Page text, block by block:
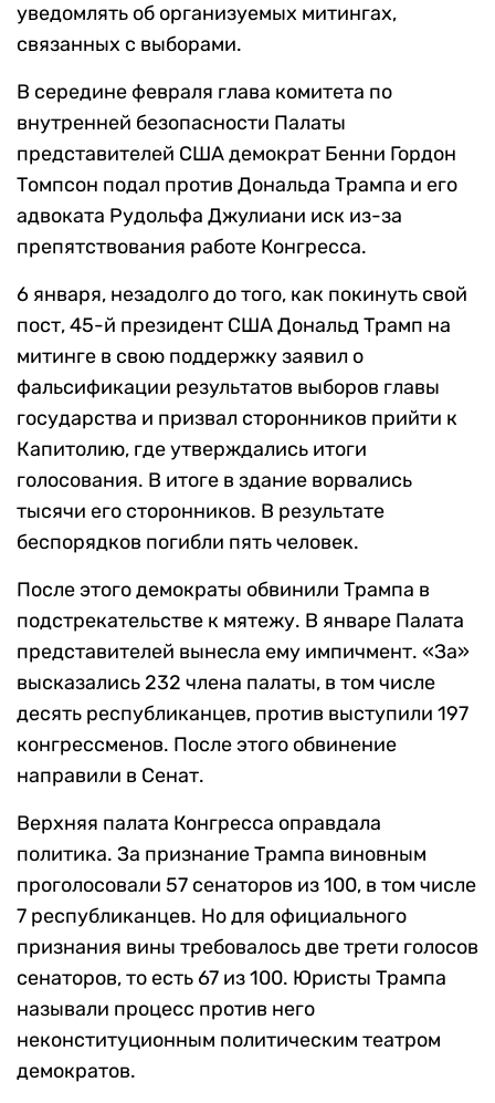
уведомлять об организуемых митингах,
связанных с выборами.
В середине февраля глава комитета по
внутренней безопасности Палаты
представителей США демократ Бенни Гордон
Томпсон подал против Дональда Трампа и его
адвоката Рудольфа Джулиани иск из-за
препятствования работе Конгресса.
6 января, незадолго до того, как покинуть свой
пост, 45-й президент США Дональд Трамп на
митинге в свою поддержку заявил о
фальсификации результатов выборов главы
государства и призвал сторонников прийти к
Капитолию, где утверждались итоги
голосования. В итоге в здание ворвались
тысячи его сторонников. В результате
беспорядков погибли пять человек.
После этого демократы обвинили Трампа в
подстрекательстве к мятежу. В январе Палата
представителей вынесла ему импичмент. «За»
высказались 232 члена палаты, в том числе
десять республиканцев, против выступили 197
конгрессменов. После этого обвинение
направили в Сенат.
Верхняя палата Конгресса оправдала
политика. За признание Трампа виновным
проголосовали 57 сенаторов из 100, в том числе
7 республиканцев. Но для официального
признания вины требовалось две трети голосов
сенаторов, то есть 67 из 100. Юристы Трампа
называли процесс против него
неконституционным политическим театром
демократов.